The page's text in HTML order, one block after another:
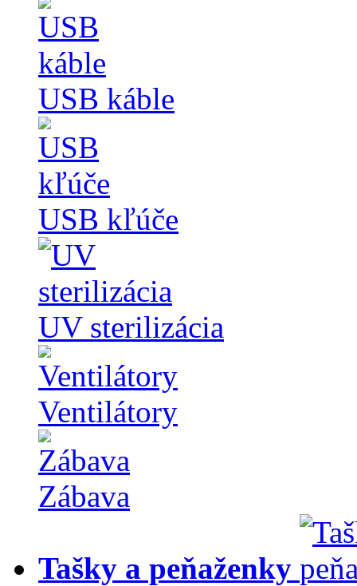
USB káble
USB kľúče
UV sterilizácia
Ventilátory
Zábava
Tašky a peňaženky